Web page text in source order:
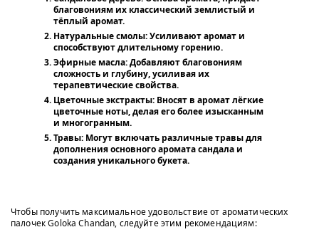
благовониям их классический землистый и
тёплый аромат.
Натуральные смолы:Усиливают аромат и
способствуют длительному горению.
Эфирные масла:Добавляют благовониям
сложность и глубину, усиливая их
терапевтические свойства.
Цветочные экстракты: Вносят в аромат лёгкие
цветочные ноты, делая его более изысканным
и многогранным.
Травы: Могут включать различные травы для
дополнения основного аромата сандала и
создания уникального букета.
Чтобы получить максимальное удовольствие от ароматических
палочек Goloka Chandan, следуйте этим рекомендациям: